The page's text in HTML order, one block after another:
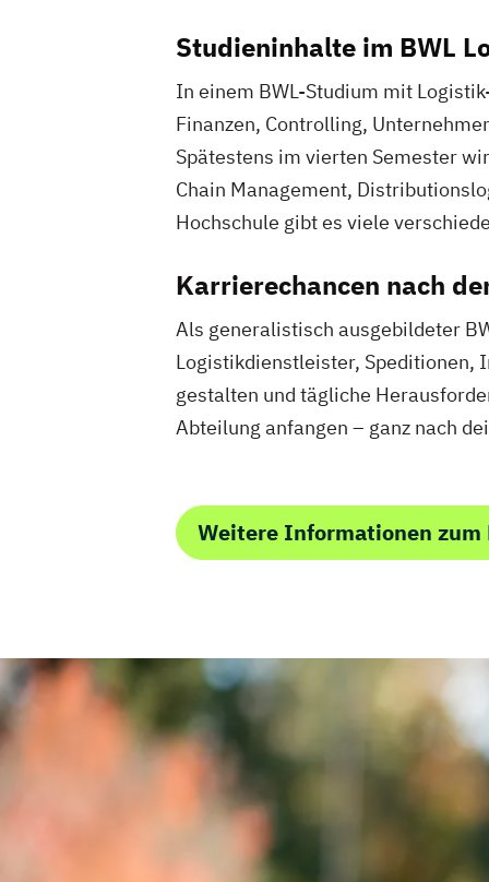
Studieninhalte im BWL
In einem BWL-Studium mit
Finanzen, Controlling,
Spätestens im vierten Semester
Chain Management,
Hochschule gibt es viele
Karrierechancen nach
Als generalistisch ausgebildeter
Logistikdienstleister, Speditionen,
gestalten und tägliche
Abteilung anfangen – ganz nach
Weitere Informationen zum